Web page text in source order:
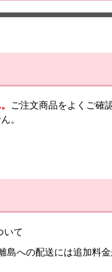
ご注文商品をよくご確
。
への配送には追加料金